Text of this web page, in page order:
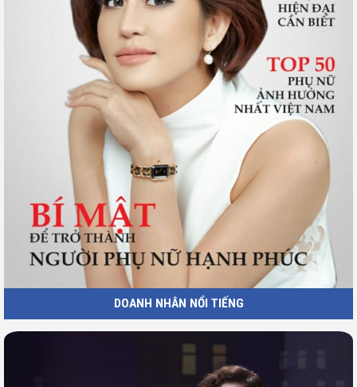
DOANH NHÂN NỔI TIẾNG